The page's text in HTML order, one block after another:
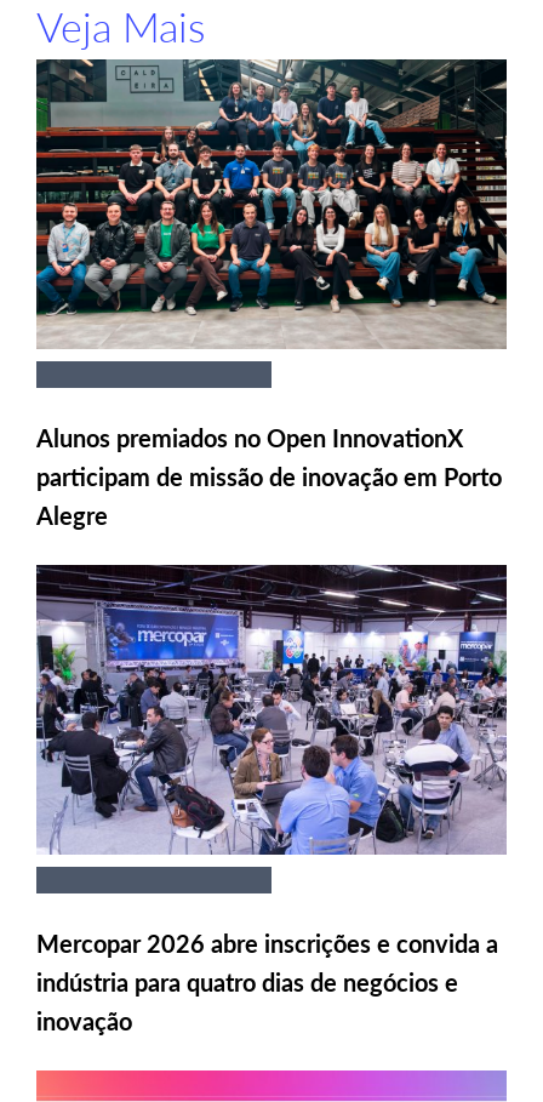
Veja Mais
Alunos premiados no Open InnovationX
participam de missão de inovação em Porto
Alegre
Mercopar 2026 abre inscrições e convida a
indústria para quatro dias de negócios e
inovação